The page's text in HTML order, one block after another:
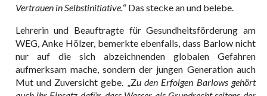
Vertrauen in Selbstinitiative.“ Das stecke an und belebe.
Lehrerin und Beauftragte für Gesundheitsförderung am
WEG, Anke Hölzer, bemerkte ebenfalls, dass Barlow nicht
nur auf die sich abzeichnenden globalen Gefahren
aufmerksam mache, sondern der jungen Generation auch
Mut und Zuversicht gebe. „Zu den Erfolgen Barlows gehört